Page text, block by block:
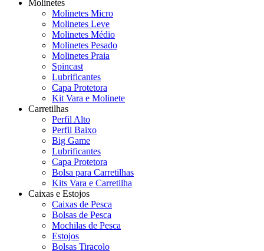
Molinetes
Molinetes Micro
Molinetes Leve
Molinetes Médio
Molinetes Pesado
Molinetes Praia
Spincast
Lubrificantes
Capa Protetora
Kit Vara e Molinete
Carretilhas
Perfil Alto
Perfil Baixo
Big Game
Lubrificantes
Capa Protetora
Bolsa para Carretilhas
Kits Vara e Carretilha
Caixas e Estojos
Caixas de Pesca
Bolsas de Pesca
Mochilas de Pesca
Estojos
Bolsas Tiracolo